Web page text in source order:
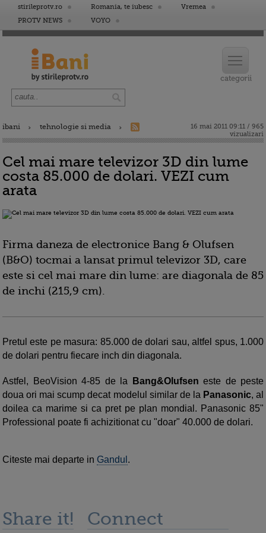
stirileprotv.ro Romania, te iubesc
Vremea
PROTV NEWS
VOYO
ibani tehnologie si media
16 mai 2011 09:11 / 965
vizualizari
Cel mai mare televizor 3D din lume
costa 85.000 de dolari. VEZI cum
arata
Firma daneza de electronice Bang & Olufsen
(B&O) tocmai a lansat primul televizor 3D, care
este si cel mai mare din lume: are diagonala de 85
de inchi (215,9 cm).
Pretul este pe masura: 85.000 de dolari sau, altfel spus, 1.000
de dolari pentru fiecare inch din diagonala.
Astfel, BeoVision 4-85 de la Bang&Olufsen este de peste
doua ori mai scump decat modelul similar de la Panasonic, al
doilea ca marime si ca pret pe plan mondial. Panasonic 85"
Professional poate fi achizitionat cu "doar" 40.000 de dolari.
Citeste mai departe in Gandul .
Share it! Connect